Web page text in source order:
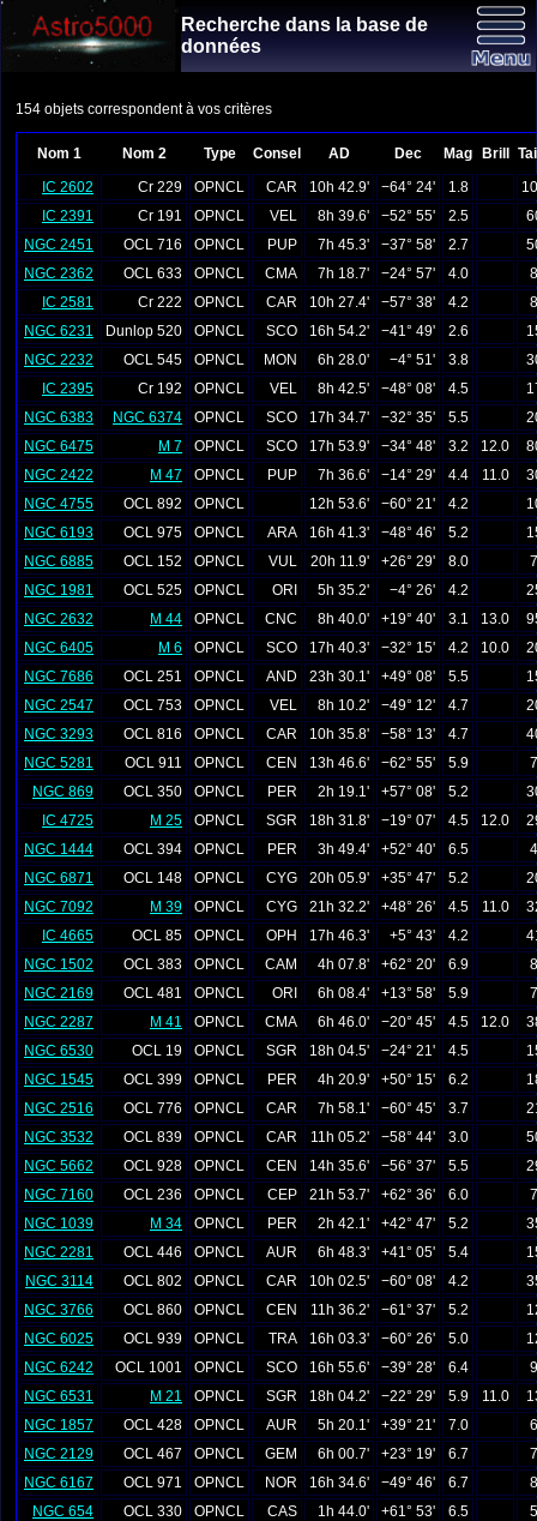
Recherche dans la base de
données
154 objets correspondent à vos critères
Nom 1 Nom 2 Type Consel AD Dec Mag Brill
IC 2602
Cr 229 OPNCL CAR 10h 42.9' −64° 24' 1.8
IC 2391
Cr 191 OPNCL VEL 8h 39.6' −52° 55' 2.5
NGC 2451
OCL 716 OPNCL PUP 7h 45.3' −37° 58' 2.7
NGC 2362
OCL 633 OPNCL CMA 7h 18.7' −24° 57' 4.0
IC 2581
Cr 222 OPNCL CAR 10h 27.4' −57° 38' 4.2
NGC 6231
Dunlop 520 OPNCL SCO 16h 54.2' −41° 49' 2.6
NGC 2232
OCL 545 OPNCL MON 6h 28.0' −4° 51' 3.8
IC 2395
Cr 192 OPNCL VEL 8h 42.5' −48° 08' 4.5
NGC 6383
NGC 6374 OPNCL SCO 17h 34.7' −32° 35' 5.5
NGC 6475
M 7 OPNCL SCO 17h 53.9' −34° 48' 3.2 12.0
NGC 2422
M 47 OPNCL PUP 7h 36.6' −14° 29' 4.4 11.0
NGC 4755
OCL 892 OPNCL 12h 53.6' −60° 21' 4.2
NGC 6193
OCL 975 OPNCL ARA 16h 41.3' −48° 46' 5.2
NGC 6885
OCL 152 OPNCL VUL 20h 11.9' +26° 29' 8.0
NGC 1981
OCL 525 OPNCL ORI 5h 35.2' −4° 26' 4.2
NGC 2632
M 44 OPNCL CNC 8h 40.0' +19° 40' 3.1 13.0
NGC 6405
M 6 OPNCL SCO 17h 40.3' −32° 15' 4.2 10.0
NGC 7686
OCL 251 OPNCL AND 23h 30.1' +49° 08' 5.5
NGC 2547
OCL 753 OPNCL VEL 8h 10.2' −49° 12' 4.7
NGC 3293
OCL 816 OPNCL CAR 10h 35.8' −58° 13' 4.7
NGC 5281
OCL 911 OPNCL CEN 13h 46.6' −62° 55' 5.9
NGC 869
OCL 350 OPNCL PER 2h 19.1' +57° 08' 5.2
IC 4725
M 25 OPNCL SGR 18h 31.8' −19° 07' 4.5 12.0
NGC 1444
OCL 394 OPNCL PER 3h 49.4' +52° 40' 6.5
NGC 6871
OCL 148 OPNCL CYG 20h 05.9' +35° 47' 5.2
NGC 7092
M 39 OPNCL CYG 21h 32.2' +48° 26' 4.5 11.0
IC 4665
OCL 85 OPNCL OPH 17h 46.3' +5° 43' 4.2
NGC 1502
OCL 383 OPNCL CAM 4h 07.8' +62° 20' 6.9
NGC 2169
OCL 481 OPNCL ORI 6h 08.4' +13° 58' 5.9
NGC 2287
M 41 OPNCL CMA 6h 46.0' −20° 45' 4.5 12.0
NGC 6530
OCL 19 OPNCL SGR 18h 04.5' −24° 21' 4.5
NGC 1545
OCL 399 OPNCL PER 4h 20.9' +50° 15' 6.2
NGC 2516
OCL 776 OPNCL CAR 7h 58.1' −60° 45' 3.7
NGC 3532
OCL 839 OPNCL CAR 11h 05.2' −58° 44' 3.0
NGC 5662
OCL 928 OPNCL CEN 14h 35.6' −56° 37' 5.5
NGC 7160
OCL 236 OPNCL CEP 21h 53.7' +62° 36' 6.0
NGC 1039
M 34 OPNCL PER 2h 42.1' +42° 47' 5.2
NGC 2281
OCL 446 OPNCL AUR 6h 48.3' +41° 05' 5.4
NGC 3114
OCL 802 OPNCL CAR 10h 02.5' −60° 08' 4.2
NGC 3766
OCL 860 OPNCL CEN 11h 36.2' −61° 37' 5.2
NGC 6025
OCL 939 OPNCL TRA 16h 03.3' −60° 26' 5.0
NGC 6242
OCL 1001 OPNCL SCO 16h 55.6' −39° 28' 6.4
NGC 6531
M 21 OPNCL SGR 18h 04.2' −22° 29' 5.9 11.0
NGC 1857
OCL 428 OPNCL AUR 5h 20.1' +39° 21' 7.0
NGC 2129
OCL 467 OPNCL GEM 6h 00.7' +23° 19' 6.7
NGC 6167
OCL 971 OPNCL NOR 16h 34.6' −49° 46' 6.7
NGC 654
OCL 330 OPNCL CAS 1h 44.0' +61° 53' 6.5